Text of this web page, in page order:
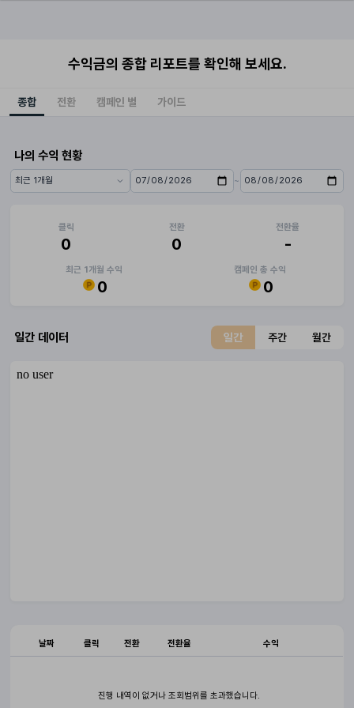
수익금의 종합 리포트를 확인해 보세요.
종합 전환 캠페인 별 가이드
나의 수익 현황
기간 프리셋 시작일 ~
종료일
클릭
0
전환
0
전환율
-
최근 1개월 수익
0
캠페인 총 수익
0
일간 데이터 일간 주간 월간
날짜 클릭 전환 전환율 수익
진행 내역이 없거나 조회범위를 초과했습니다.